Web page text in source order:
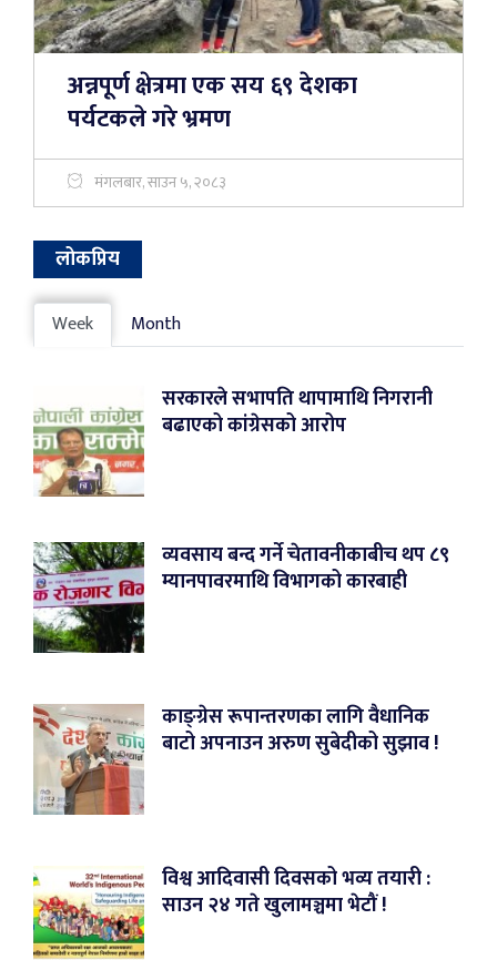
अन्नपूर्ण क्षेत्रमा एक सय ६९ देशका
पर्यटकले गरे भ्रमण
मंगलबार, साउन ५, २०८३
लोकप्रिय
Week Month
सरकारले सभापति थापामाथि निगरानी
बढाएको कांग्रेसको आरोप
व्यवसाय बन्द गर्ने चेतावनीकाबीच थप ८९
म्यानपावरमाथि विभागको कारबाही
काङ्ग्रेस रूपान्तरणका लागि वैधानिक
बाटो अपनाउन अरुण सुबेदीको सुझाव !
विश्व आदिवासी दिवसको भव्य तयारी :
साउन २४ गते खुलामञ्चमा भेटौं !